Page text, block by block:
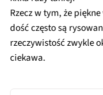
Rzecz w tym, że
dość często są
rzeczywistość zwykle
ciekawa.